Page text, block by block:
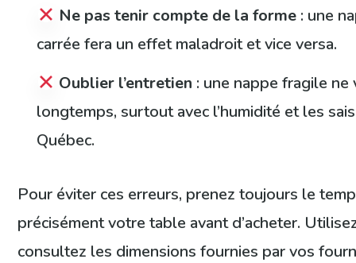
Ne pas tenir compte de la forme : une
carrée fera un effet maladroit et vice versa.
Oublier l’entretien : une nappe fragile ne
longtemps, surtout avec l’humidité et les
Québec.
Pour éviter ces erreurs, prenez toujours le
précisément votre table avant d’acheter.
consultez les dimensions fournies par vos